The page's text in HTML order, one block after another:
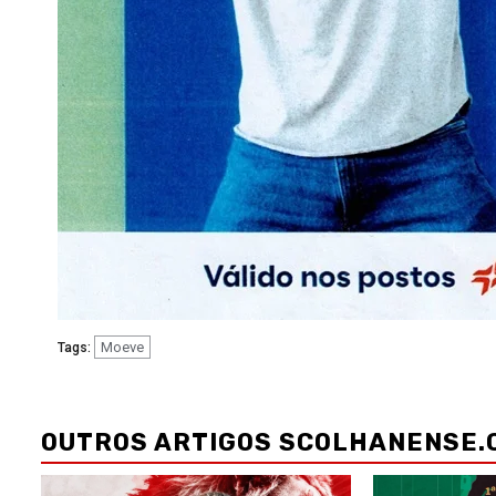
Tags: Moeve
de
artigos
OUTROS ARTIGOS